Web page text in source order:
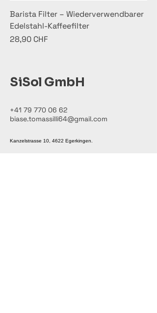
Barista Filter – Wiederverwendbarer
Edelstahl‑Kaffeefilter
Preis
28,90 CHF
SiSol GmbH
+41 79 770 06 62
biase.tomassilli64@gmail.com
Kanzelstrasse 10, 4622 Egerkingen.